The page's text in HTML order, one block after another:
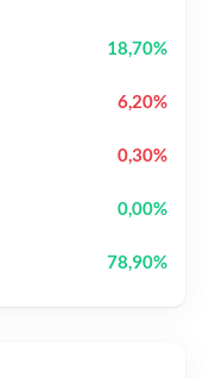
18,70%
6,20%
0,30%
0,00%
78,90%